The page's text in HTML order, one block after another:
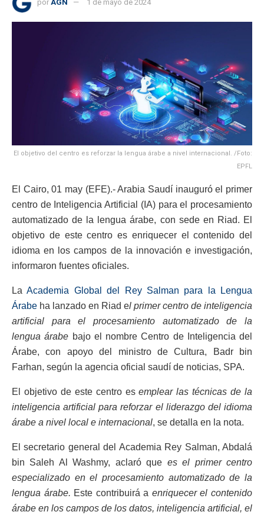
por AGN 1 de mayo de 2024
El objetivo del centro es reforzar la lengua árabe a nivel internacional. /Foto:
EPFL
El Cairo, 01 may (EFE).- Arabia Saudí inauguró el primer
centro de Inteligencia Artificial (IA) para el procesamiento
automatizado de la lengua árabe, con sede en Riad. El
objetivo de este centro es enriquecer el contenido del
idioma en los campos de la innovación e investigación,
informaron fuentes oficiales.
LaAcademia Global del Rey Salman para la Lengua
Árabe ha lanzado en Riad el primer centro de inteligencia
artificial para el procesamiento automatizado de la
lengua árabe bajo el nombre Centro de Inteligencia del
Árabe, con apoyo del ministro de Cultura, Badr bin
Farhan, según la agencia oficial saudí de noticias, SPA.
El objetivo de este centro esemplear las técnicas de la
inteligencia artificial para reforzar el liderazgo del idioma
árabe a nivel local e internacional, se detalla en la nota.
El secretario general del Academia Rey Salman, Abdalá
bin Saleh Al Washmy, aclaró que es el primer centro
especializado en el procesamiento automatizado de la
lengua árabe. Este contribuirá a enriquecer el contenido
árabe en los campos de los datos, inteligencia artificial, el